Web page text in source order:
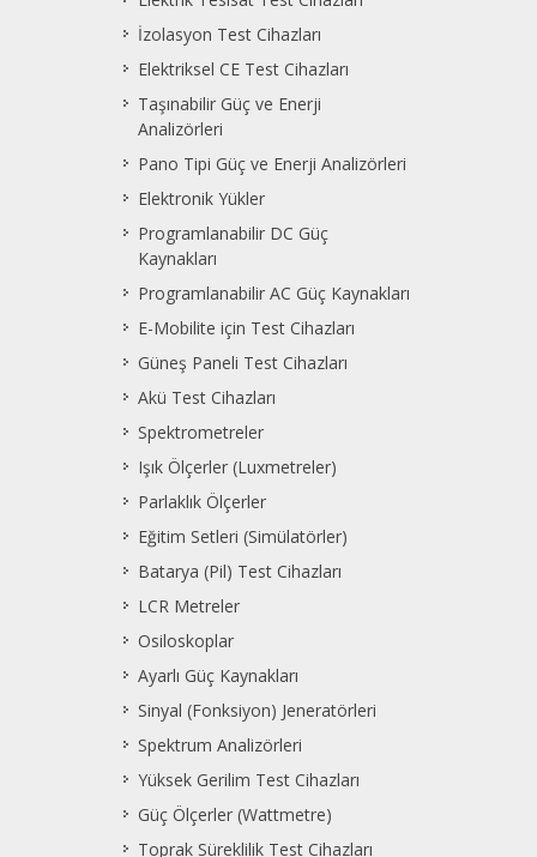
İzolasyon Test Cihazları
Elektriksel CE Test Cihazları
Taşınabilir Güç ve Enerji
Analizörleri
Pano Tipi Güç ve Enerji Analizörleri
Elektronik Yükler
Programlanabilir DC Güç
Kaynakları
Programlanabilir AC Güç Kaynakları
E-Mobilite için Test Cihazları
Güneş Paneli Test Cihazları
Akü Test Cihazları
Spektrometreler
Işık Ölçerler (Luxmetreler)
Parlaklık Ölçerler
Eğitim Setleri (Simülatörler)
Batarya (Pil) Test Cihazları
LCR Metreler
Osiloskoplar
Ayarlı Güç Kaynakları
Sinyal (Fonksiyon) Jeneratörleri
Spektrum Analizörleri
Yüksek Gerilim Test Cihazları
Güç Ölçerler (Wattmetre)
Toprak Süreklilik Test Cihazları